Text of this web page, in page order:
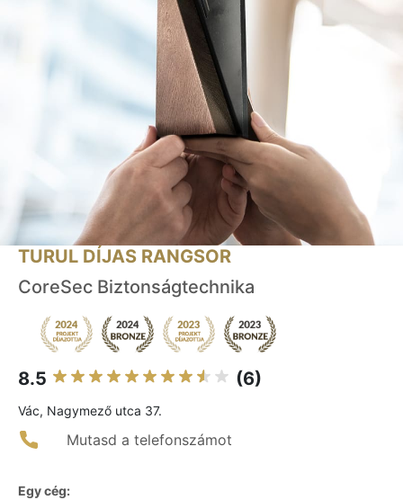
TURUL DÍJAS RANGSOR
CoreSec Biztonságtechnika
8.5 (6)
Vác, Nagymező utca 37.
Mutasd a telefonszámot
Egy cég: